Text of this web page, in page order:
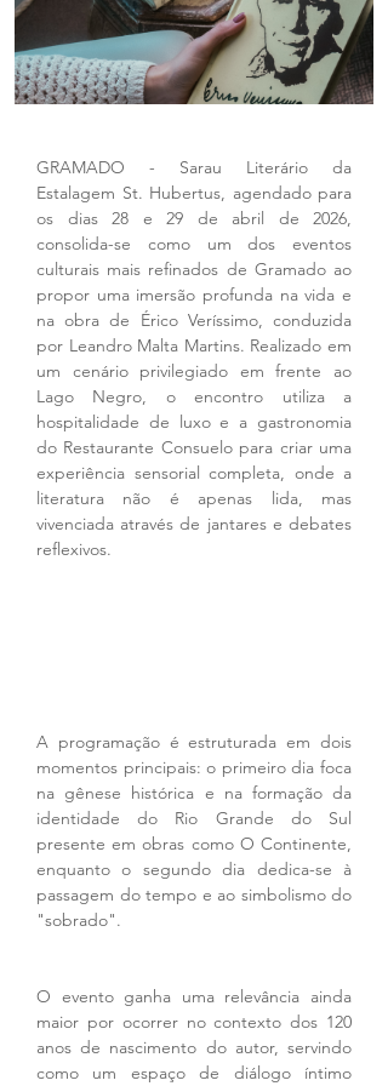
GRAMADO - Sarau Literário da
Estalagem St. Hubertus, agendado para
os dias 28 e 29 de abril de 2026,
consolida-se como um dos eventos
culturais mais refinados de Gramado ao
propor uma imersão profunda na vida e
na obra de Érico Veríssimo, conduzida
por Leandro Malta Martins. Realizado em
um cenário privilegiado em frente ao
Lago Negro, o encontro utiliza a
hospitalidade de luxo e a gastronomia
do Restaurante Consuelo para criar uma
experiência sensorial completa, onde a
literatura não é apenas lida, mas
vivenciada através de jantares e debates
reflexivos.
A programação é estruturada em dois
momentos principais: o primeiro dia foca
na gênese histórica e na formação da
identidade do Rio Grande do Sul
presente em obras como O Continente,
enquanto o segundo dia dedica-se à
passagem do tempo e ao simbolismo do
"sobrado".
O evento ganha uma relevância ainda
maior por ocorrer no contexto dos 120
anos de nascimento do autor, servindo
como um espaço de diálogo íntimo